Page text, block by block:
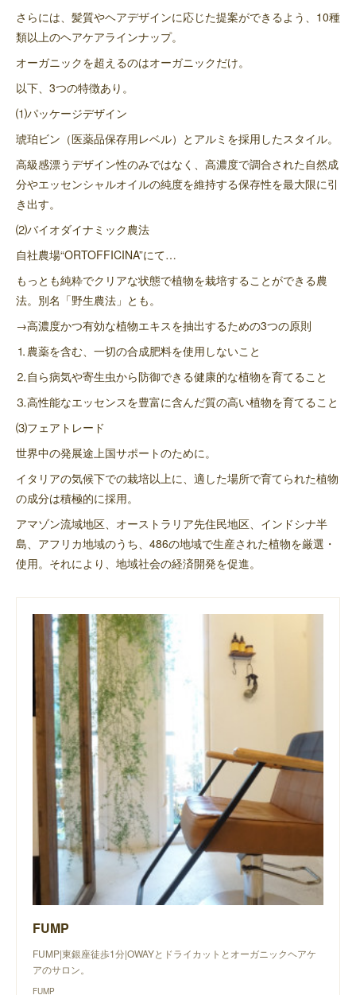
さらには、髪質やヘアデザインに応じた提案ができるよう、10種
類以上のヘアケアラインナップ。
オーガニックを超えるのはオーガニックだけ。
以下、3つの特徴あり。
⑴パッケージデザイン
琥珀ビン（医薬品保存用レベル）とアルミを採用したスタイル。
高級感漂うデザイン性のみではなく、高濃度で調合された自然成
分やエッセンシャルオイルの純度を維持する保存性を最大限に引
き出す。
⑵バイオダイナミック農法
自社農場“ORTOFFICINA”にて…
もっとも純粋でクリアな状態で植物を栽培することができる農
法。別名「野生農法」とも。
→高濃度かつ有効な植物エキスを抽出するための3つの原則
⒈農薬を含む、一切の合成肥料を使用しないこと
⒉自ら病気や寄生虫から防御できる健康的な植物を育てること
⒊高性能なエッセンスを豊富に含んだ質の高い植物を育てること
⑶フェアトレード
世界中の発展途上国サポートのために。
イタリアの気候下での栽培以上に、適した場所で育てられた植物
の成分は積極的に採用。
アマゾン流域地区、オーストラリア先住民地区、インドシナ半
島、アフリカ地域のうち、486の地域で生産された植物を厳選・
使用。それにより、地域社会の経済開発を促進。
FUMP
FUMP|東銀座徒歩1分|OWAYとドライカットとオーガニックヘアケ
アのサロン。
FUMP